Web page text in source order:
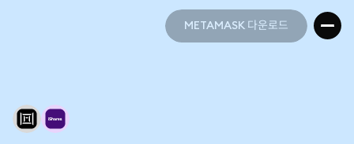
METAMASK 다운로드